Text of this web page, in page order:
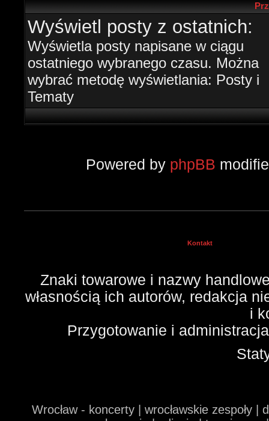
Wyświetl posty z ostatnich:
Wyświetla posty napisane w ciągu
ostatniego wybranego czasu. Można
wybrać metodę wyświetlania: Posty i
Tematy
Powered by phpBB
Kontakt
Znaki towarowe i nazwy
własnością ich autorów, redakcja
i
Przygotowanie i
Wrocław - koncerty | wrocławskie zespoły